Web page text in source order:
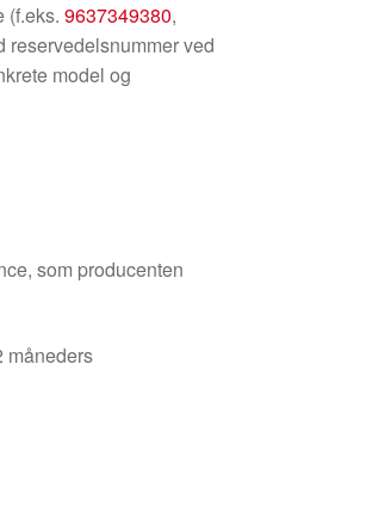
(f.eks.9637349380,
reservedelsnummer ved
model og
som producenten
måneders